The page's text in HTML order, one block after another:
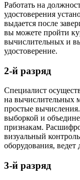
Работать на
удостоверения
выдается после
вы можете пройти
вычислительных и
удостоверение.
2-й разряд
Специалист
на вычислительных
простые
выборкой и
признакам.
визуальный
оборудования,
3-й разряд